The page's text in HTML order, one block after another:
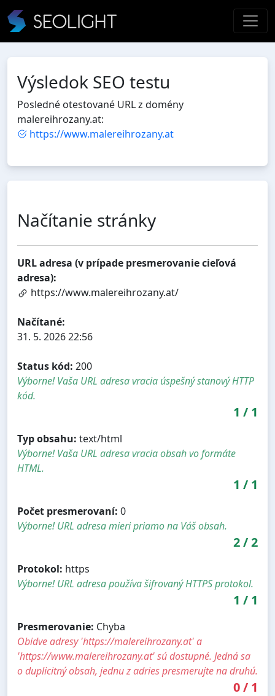
Výsledok SEO testu
Posledné otestované URL z domény
malereihrozany.at:
https://www.malereihrozany.at
Načítanie stránky
URL adresa (v prípade presmerovanie cieľová
adresa):
https://www.malereihrozany.at/
Načítané:
31. 5. 2026 22:56
Status kód: 200
Výborne! Vaša URL adresa vracia úspešný stanový HTTP
kód.
1 / 1
Typ obsahu: text/html
Výborne! Vaša URL adresa vracia obsah vo formáte
HTML.
1 / 1
Počet presmerovaní: 0
Výborne! URL adresa mieri priamo na Váš obsah.
2/2
Protokol: https
Výborne! URL adresa používa šifrovaný HTTPS protokol.
1 / 1
Presmerovanie: Chyba
Obidve adresy 'https://malereihrozany.at' a
'https://www.malereihrozany.at' sú dostupné. Jedná sa
o duplicitný obsah, jednu z adries presmerujte na druhú.
0/ 1